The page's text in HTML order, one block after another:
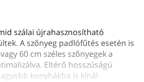
szálai újrahasznosítható
A szőnyeg padlófűtés esetén is
60 cm széles szőnyegek a
Eltérő hosszúságú
konyhákba is kínál